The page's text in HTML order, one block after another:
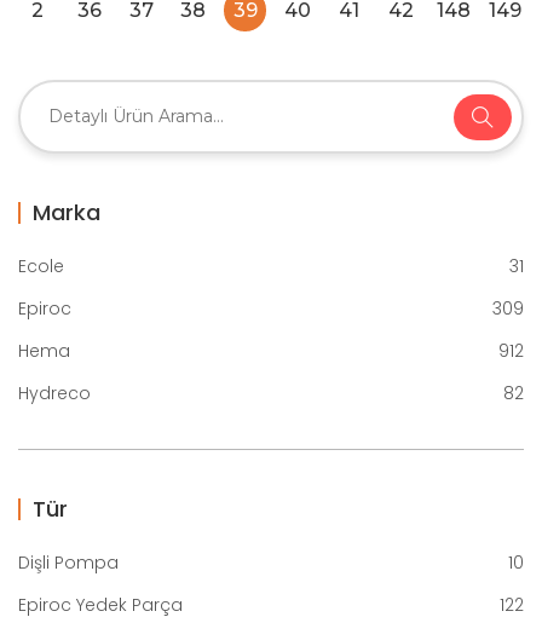
2 36 37 38 39 40 41 42 148 149
Marka
Ecole
31
Epiroc
309
Hema
912
Hydreco
82
Tür
Dişli Pompa
10
Epiroc Yedek Parça
122